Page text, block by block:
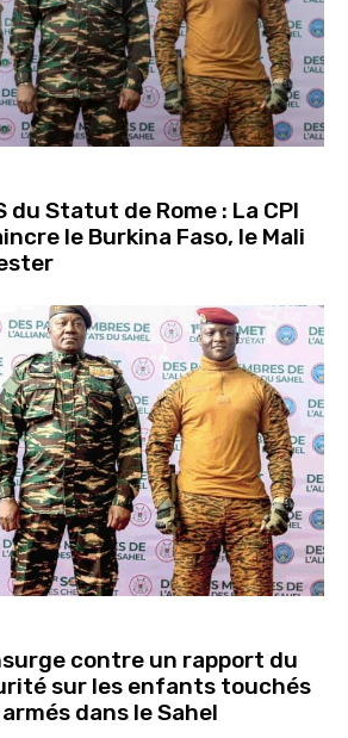
du Statut de Rome : La CPI
le Burkina Faso, le Mali
contre un rapport du
sur les enfants touchés
dans le Sahel